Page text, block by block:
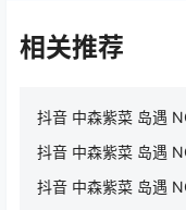
相关推荐
抖音 中森紫菜 岛遇
抖音 中森紫菜 岛遇
抖音 中森紫菜 岛遇